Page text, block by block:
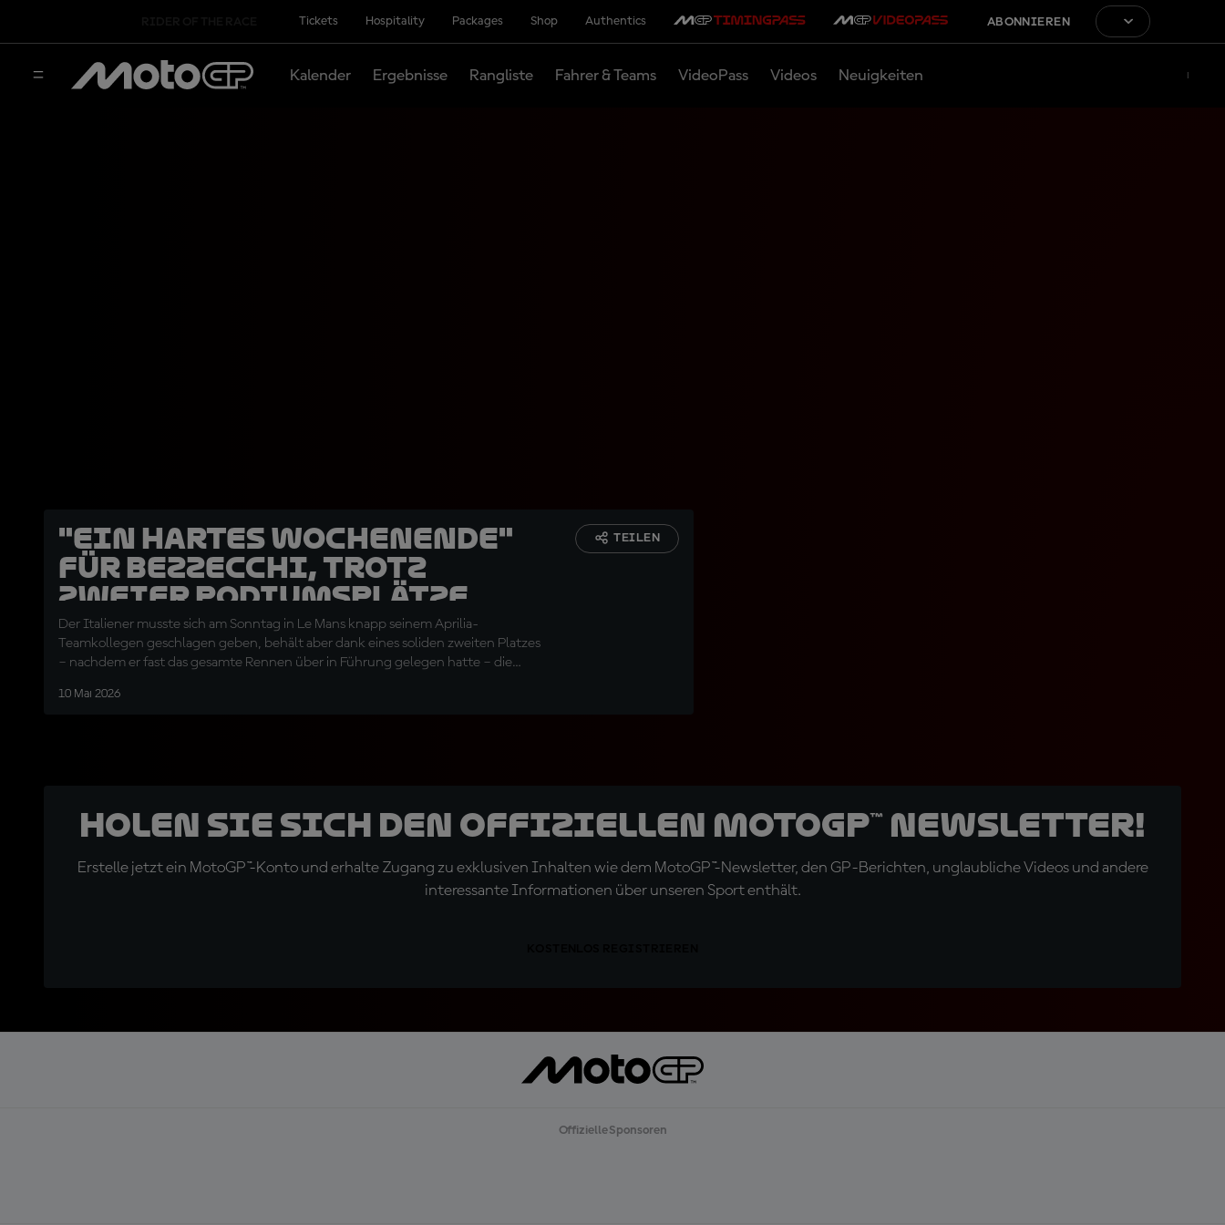
Tickets Hospitality Packages Shop Authentics ABONNIEREN
Kalender Ergebnisse Rangliste Fahrer & Teams VideoPass Videos Neuigkeiten
"Ein hartes Wochenende"
für Bezzecchi, trotz
zweier Podiumsplätze
Der Italiener musste sich am Sonntag in Le Mans knapp seinem Aprilia-
Teamkollegen geschlagen geben, behält aber dank eines soliden zweiten Platzes
– nachdem er fast das gesamte Rennen über in Führung gelegen hatte – die
10 Mai 2026
TEILEN
Holen Sie sich den offiziellen MotoGP™ Newsletter!
Erstelle jetzt ein MotoGP™-Konto und erhalte Zugang zu exklusiven Inhalten wie dem MotoGP™-Newsletter, den GP-Berichten, unglaubliche Videos und andere
interessante Informationen über unseren Sport enthält.
Offizielle Sponsoren